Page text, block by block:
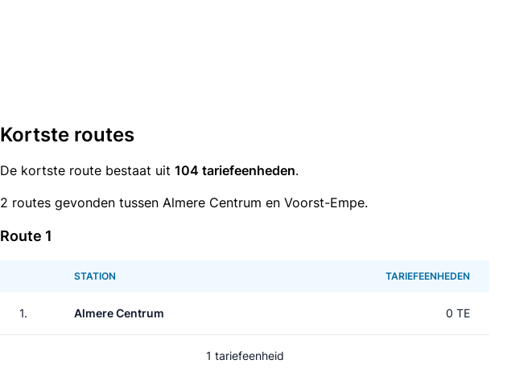
Kortste routes
De kortste route bestaat uit 104 tariefeenheden.
2 routes gevonden tussen Almere Centrum en Voorst-Empe.
Route 1
STATION TARIEFEENHEDEN
1. Almere Centrum 0 TE
1 tariefeenheid